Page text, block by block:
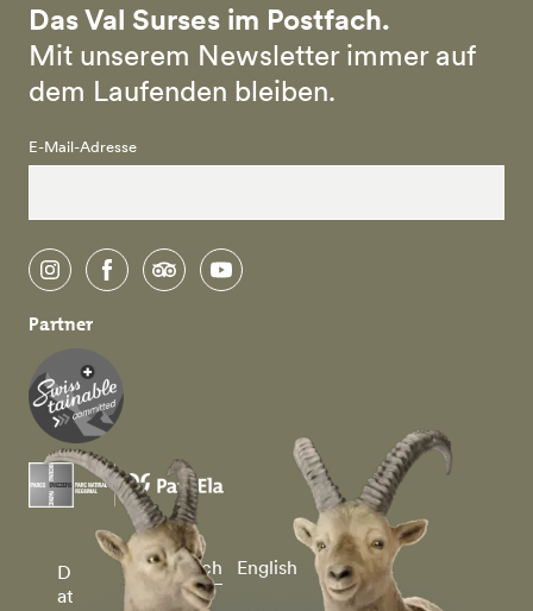
Das Val Surses im Postfach.
Mit unserem Newsletter immer auf
dem Laufenden bleiben.
E-Mail-Adresse
instagramfacebooktripadvisoryoutube
Partner
D
at
Deutsch English